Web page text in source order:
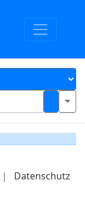
| Datenschutz